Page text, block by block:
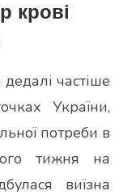
крові
дедалі частіше
України,
потреби в
тижня на
виїзна